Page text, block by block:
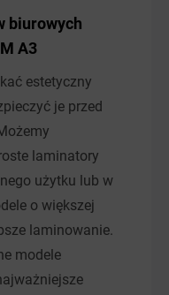
biurowych
A3
estetyczny
je przed
laminatory
użytku lub w
o większej
laminowanie.
modele